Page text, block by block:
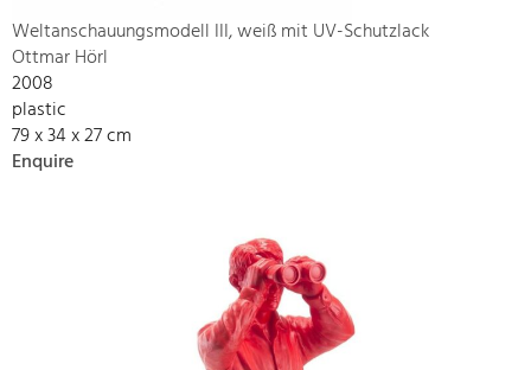
Weltanschauungsmodell III, weiß mit UV-Schutzlack
Ottmar Hörl
2008
plastic
79 x 34 x 27 cm
Enquire